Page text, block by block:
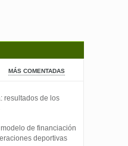
MÁS COMENTADAS
resultados de los
de financiación
deportivas